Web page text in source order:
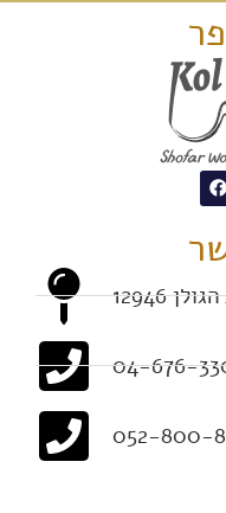
12946
04-676-
052-800-